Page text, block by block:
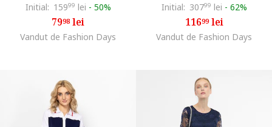
Initial: 15999 lei - 50%
7998 lei
Vandut de Fashion Days
Initial: 30799 lei - 62%
11699lei
Vandut de Fashion Days